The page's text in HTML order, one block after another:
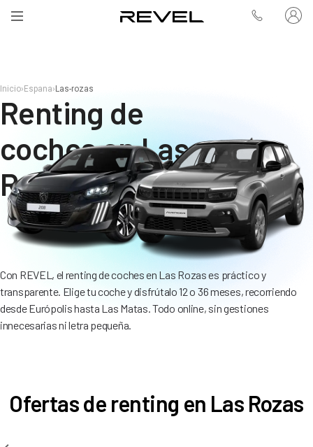
Inicio› Espana› Las-rozas
Renting de
coches en Las
Rozas
Con REVEL, el renting de coches en Las Rozas es práctico y
transparente. Elige tu coche y disfrútalo 12 o 36 meses, recorriendo
desde Európolis hasta Las Matas. Todo online, sin gestiones
innecesarias ni letra pequeña.
Ofertas de renting en Las Rozas